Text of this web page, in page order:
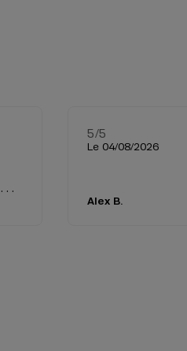
5/5
Le 04/08/2026
Alex B.